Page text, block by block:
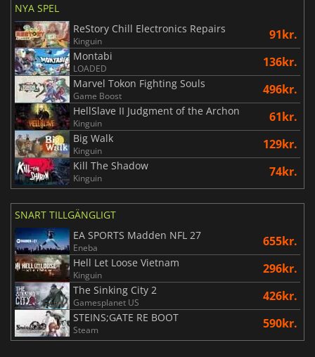
NYA SPEL
ReStory Chill Electronics Repairs
Kinguin 91kr.
Montabi
LOADED 136kr.
Marvel Tokon Fighting Souls
Game Boost 496kr.
HellSlave II Judgment of the Archon
Kinguin 61kr.
Big Walk
Kinguin 129kr.
Kill The Shadow
Kinguin 74kr.
SNART TILLGÄNGLIGT
EA SPORTS Madden NFL 27
Eneba 655kr.
Hell Let Loose Vietnam
Kinguin 296kr.
The Sinking City 2
Gamesplanet US 426kr.
STEINS;GATE RE BOOT
Steam 590kr.